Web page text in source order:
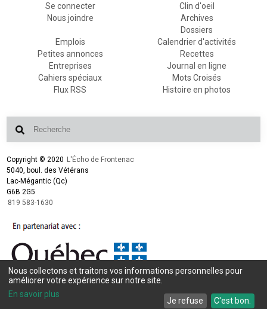
Se connecter
Nous joindre
Clin d'oeil
Archives
Dossiers
Emplois
Petites annonces
Entreprises
Cahiers spéciaux
Flux RSS
Calendrier d'activités
Recettes
Journal en ligne
Mots Croisés
Histoire en photos
Copyright © 2020 L'Écho de Frontenac
5040, boul. des Vétérans
Lac-Mégantic (Qc)
G6B 2G5
819 583-1630
Conception et design :L'Écho de Frontenac
Intégration et programmation :
Nous collectons et traitons vos informations personnelles pour
améliorer votre expérience sur notre site.
En savoir plus
Je refuse C'est bon.